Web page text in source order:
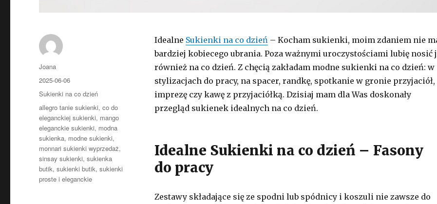
Idealne Sukienki na co dzień – Kocham sukienki, moim zdaniem nie
bardziej kobiecego ubrania. Poza ważnymi uroczystościami lubię nosić
również na co dzień. Z chęcią zakładam modne sukienki na co dzień: w
stylizacjach do pracy, na spacer, randkę, spotkanie w gronie przyjaciół,
imprezę czy kawę z przyjaciółką. Dzisiaj mam dla Was doskonały
przegląd sukienek idealnych na co dzień.
Idealne Sukienki na co dzień – Fasony
do pracy
Zestawy składające się ze spodni lub spódnicy i koszuli nie zawsze do
Autor
Joana
Opublikowano
2025-06-06
Kategorie
Sukienki na co dzień
Tagi
allegro tanie sukienki,co do
eleganckiej sukienki, mango
eleganckie sukienki, modna
sukienka, modne sukienki,
monnari sukienki wyprzedaż,
sinsay sukienki,sukienka
butik,sukienki butik,sukienki
proste i eleganckie